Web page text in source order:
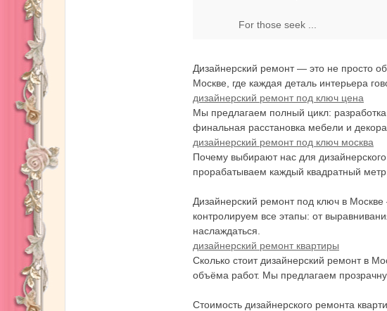
For those seek ...
Дизайнерский ремонт — это не просто
Москве, где каждая деталь интерьера
дизайнерский ремонт под ключ цена
Мы предлагаем полный цикл:
финальная расстановка мебели и декора.
дизайнерский ремонт под ключ москва
Почему выбирают нас для
прорабатываем каждый квадратный
Дизайнерский ремонт под ключ в
контролируем все этапы: от
наслаждаться.
дизайнерский ремонт квартиры
Сколько стоит дизайнерский ремонт в
объёма работ. Мы предлагаем
Стоимость дизайнерского ремонта